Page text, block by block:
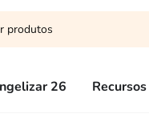
26 Recursos